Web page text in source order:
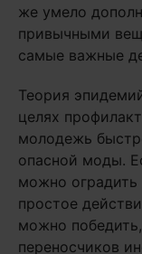
же умело
привычными
самые важные
Теория
целях
молодежь
опасной моды.
можно
простое
можно
переносчиков